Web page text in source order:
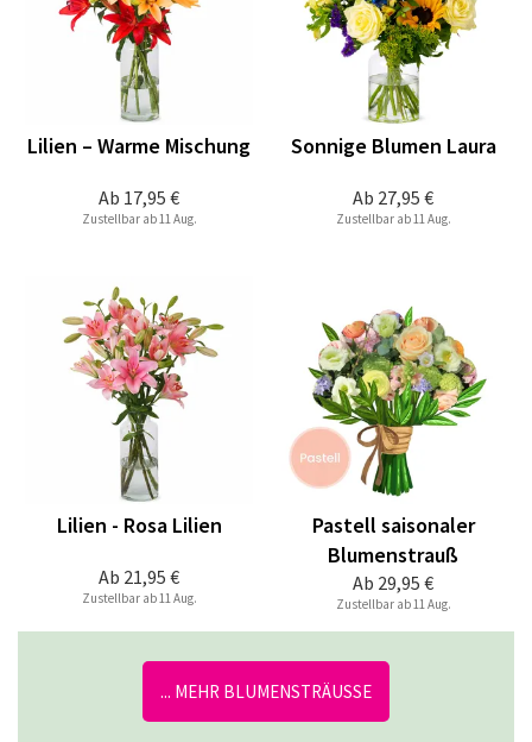
Ab 17,95 €
Lilien – Warme Mischung
Zustellbar ab 11 Aug.
Ab 27,95 €
Sonnige Blumen Laura
Zustellbar ab 11 Aug.
Ab 21,95 €
Lilien - Rosa Lilien
Zustellbar ab 11 Aug.
Ab 29,95 €
Pastell saisonaler
Blumenstrauß
Zustellbar ab 11 Aug.
... MEHR BLUMENSTRÄUSSE